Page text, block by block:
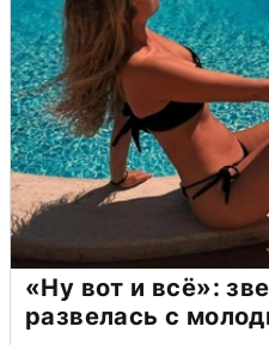
«Ну вот и всё»:
развелась с